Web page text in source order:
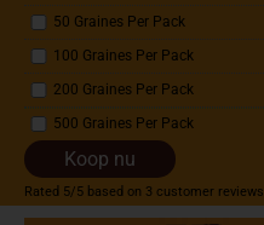
50 Graines Per Pack
100 Graines Per Pack
200 Graines Per Pack
500 Graines Per Pack
Koop nu
Rated 5/5 based on 3 customer reviews